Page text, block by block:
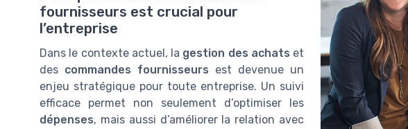
fournisseurs est crucial pour
l’entreprise
Dans le contexte actuel, la gestion des achats et
des commandes fournisseurs est devenue un
enjeu stratégique pour toute entreprise. Un suivi
efficace permet non seulement d’optimiser les
dépenses, mais aussi d’améliorer la relation avec